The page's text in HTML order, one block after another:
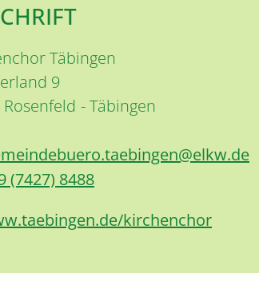
Täbingen
Täbingen
9
Rosenfeld
(7427) 8488
kirchenchor